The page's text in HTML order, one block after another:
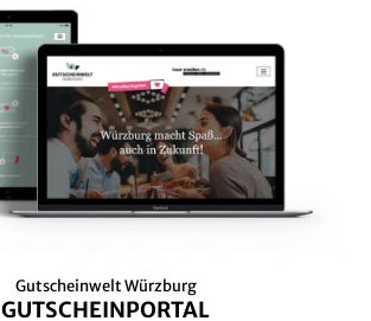
Gutscheinwelt Würzburg
GUTSCHEINPORTAL